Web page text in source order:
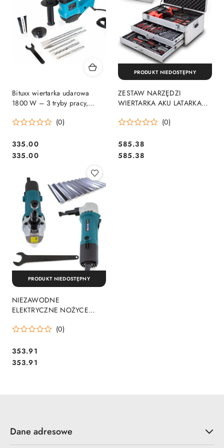
Bituxx wiertarka udarowa
1800 W – 3 tryby pracy,
(0)
Cena:
335.00
Cena:
335.00
ZESTAW NARZĘDZI
WIERTARKA AKU LATARKA
(0)
Cena:
585.38
Cena:
585.38
PRODUKT NIEDOSTĘPNY
NIEZAWODNE
ELEKTRYCZNE NOŻYCE
BITUXX 500W (0)
Cena:
353.91
Cena:
353.91
PRODUKT NIEDOSTĘPNY
Dane adresowe